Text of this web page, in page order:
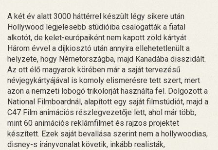
A két év alatt 3000 háttérrel készült légy sikere után
Hollywood legjelesebb stúdióiba csalogatták a fiatal
alkotót, de kelet-európaiként nem kapott zöld kártyát.
Három évvel a díjkiosztó után annyira ellehetetlenült a
helyzete, hogy Németországba, majd Kanadába disszidált.
Az ott élő magyarok körében már a saját tervezésű
névjegykártyájával is komoly elismerésre tett szert, mert
azon a nemzeti lobogó trikolorját használta fel. Dolgozott a
National Filmboardnál, alapított egy saját filmstúdiót, majd a
C47 Film animációs részlegvezetője lett, ahol már több,
mint 60 animációs reklámfilmet és rajzos projektet
készített. Ezek saját bevallása szerint nem a hollywoodias,
disney-s irányvonalat követik, inkább realisták,